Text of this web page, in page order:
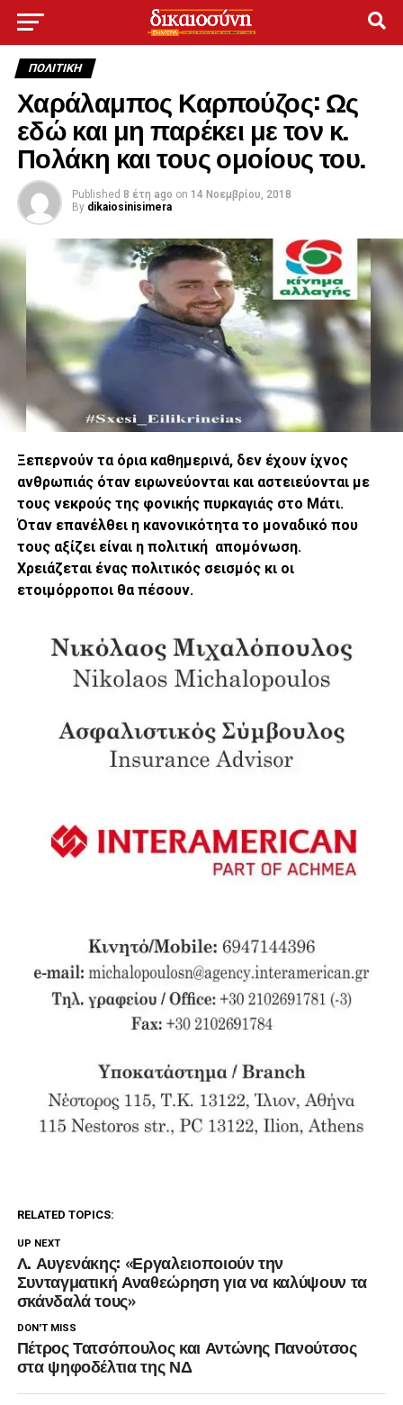
ΠΟΛΙΤΙΚΉ
Χαράλαμπος Καρπούζος: Ως
εδώ και μη παρέκει με τον κ.
Πολάκη και τους ομοίους του.
Published 8 έτη ago on 14 Νοεμβρίου, 2018
By dikaiosinisimera
Ξεπερνούν τα όρια καθημερινά, δεν έχουν ίχνος
ανθρωπιάς όταν ειρωνεύονται και αστειεύονται με
τους νεκρούς της φονικής πυρκαγιάς στο Μάτι.
Όταν επανέλθει η κανονικότητα το μοναδικό που
τους αξίζει είναι η πολιτική απομόνωση.
Χρειάζεται ένας πολιτικός σεισμός κι οι
ετοιμόρροποι θα πέσουν.
RELATED TOPICS:
UP NEXT
Λ. Αυγενάκης: «Εργαλειοποιούν την
Συνταγματική Αναθεώρηση για να καλύψουν τα
σκάνδαλά τους»
DON'T MISS
Πέτρος Τατσόπουλος και Αντώνης Πανούτσος
στα ψηφοδέλτια της ΝΔ